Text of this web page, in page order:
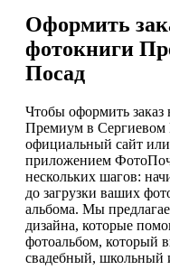
Оформить
фотокниги
Посад
Чтобы оформить заказ
Премиум в Сергиевом
официальный сайт
приложением
нескольких шагов:
до загрузки ваших
альбома. Мы
дизайна, которые
фотоальбом, который
свадебный, школьный